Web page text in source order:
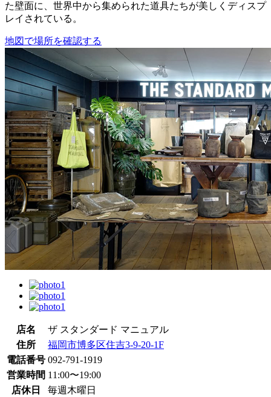
た壁面に、世界中から集められた道具たちが美しくディスプ
レイされている。
地図で場所を確認する
店名
ザ スタンダード マニュアル
住所
福岡市博多区住吉3-9-20-1F
電話番号 092-791-1919
営業時間 11:00〜19:00
店休日
毎週木曜日